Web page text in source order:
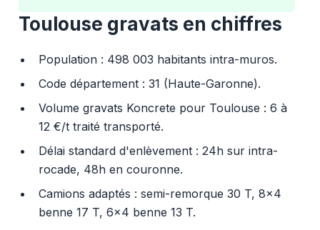
Toulouse gravats en chiffres
Population : 498 003 habitants intra-muros.
Code département : 31 (Haute-Garonne).
Volume gravats Koncrete pour Toulouse : 6 à
12 €/t traité transporté.
Délai standard d'enlèvement : 24h sur intra-
rocade, 48h en couronne.
Camions adaptés : semi-remorque 30 T, 8x4
benne 17 T, 6x4 benne 13 T.